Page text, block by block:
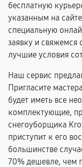
бесплатную
указанным на
специальную
заявку и свяжемся
лучшие условия
Наш сервис
Пригласите
будет иметь все
комплектующие,
снегоуборщика
приступит к его
большинстве
70% дешевле, чем